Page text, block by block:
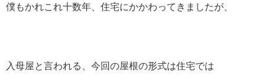
僕もかれこれ十数年、住宅にかかわってきましたが、
入母屋と言われる、今回の屋根の形式は住宅では